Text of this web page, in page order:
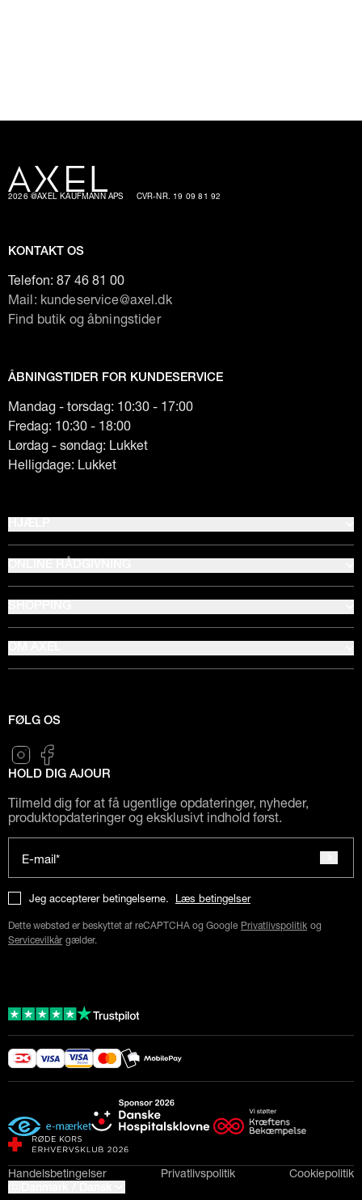
2026 @AXEL KAUFMANN APS CVR-NR. 19 09 81 92
KONTAKT OS
Telefon: 87 46 81 00
Mail: kundeservice@axel.dk
Find butik og åbningstider
ÅBNINGSTIDER FOR KUNDESERVICE
Mandag - torsdag: 10:30 - 17:00
Fredag: 10:30 - 18:00
Lørdag - søndag: Lukket
Helligdage: Lukket
FØLG OS
HOLD DIG AJOUR
Tilmeld dig for at få ugentlige opdateringer, nyheder,
produktopdateringer og eksklusivt indhold først.
E-mail*
Jeg accepterer betingelserne. Læs betingelser
Dette websted er beskyttet af reCAPTCHA og Google Privatlivspolitik og
Servicevilkår gælder.
Handelsbetingelser Privatlivspolitik Cookiepolitik